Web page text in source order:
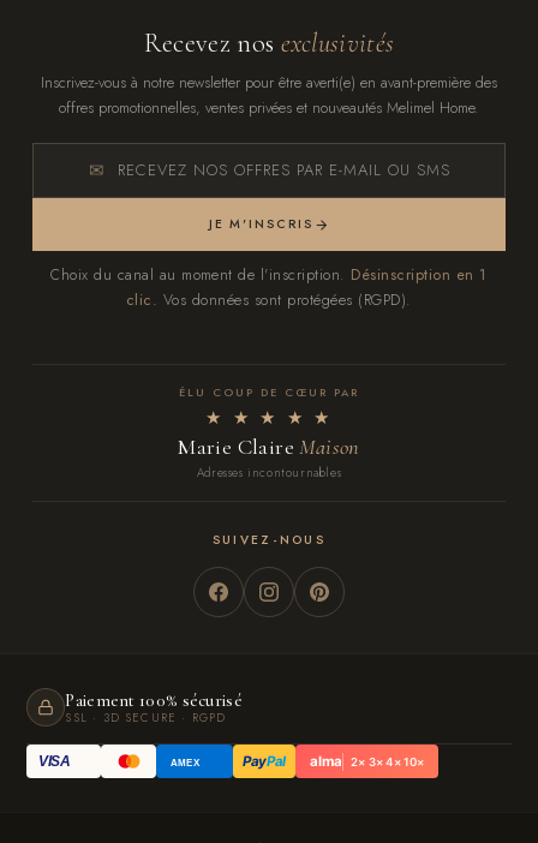
Recevez nos exclusivités
Inscrivez-vous à notre newsletter pour être averti(e) en avant-première des
offres promotionnelles, ventes privées et nouveautés Melimel Home.
RECEVEZ NOS OFFRES PAR E-MAIL OU SMS
JE M'INSCRIS
Choix du canal au moment de l'inscription. Désinscription en 1
clic. Vos données sont protégées (RGPD).
ÉLU COUP DE CŒUR PAR
★ ★ ★ ★ ★
Marie ClaireMaison
Adresses incontournables
SUIVEZ-NOUS
Paiement 100% sécurisé
SSL · 3D SECURE · RGPD
VISA AMEX PayPal alma 2× 3× 4× 10×